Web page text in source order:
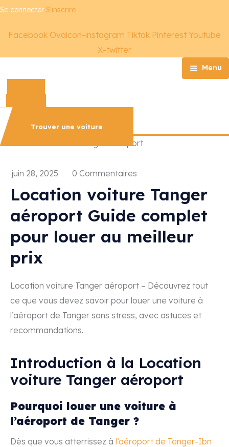
Se connecter S'inscrire
Facebook Ovaicon-instagram Tiktok Pinterest Youtube
X-twitter
Menu
Nos Services
Nos Véhicules
Explorer avec Taghicar
Trouver une voiture
juin 28, 2025 0 Commentaires
Location voiture Tanger
aéroport Guide complet
pour louer au meilleur
prix
Location voiture Tanger aéroport – Découvrez tout
ce que vous devez savoir pour louer une voiture à
l’aéroport de Tanger sans stress, avec astuces et
recommandations.
Introduction à la Location
voiture Tanger aéroport
Pourquoi louer une voiture à
l’aéroport de Tanger ?
Dès que vous atterrissez à l’aéroport de Tanger-Ibn